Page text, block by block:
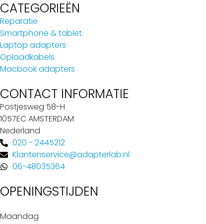
CATEGORIEËN
Reparatie
Smartphone & tablet
Laptop adapters
Oplaadkabels
Macbook adapters
CONTACT INFORMATIE
Postjesweg 58-H
1057EC AMSTERDAM
Nederland
020 - 2445212
Klantenservice@adapterlab.nl
06-48035364
OPENINGSTIJDEN
Maandag